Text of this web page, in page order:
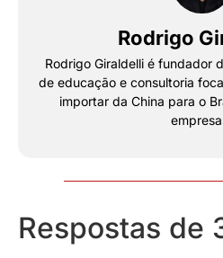
Rodrigo
Rodrigo Giraldelli é fundador
de educação e consultoria
importar da China para o
Respostas de